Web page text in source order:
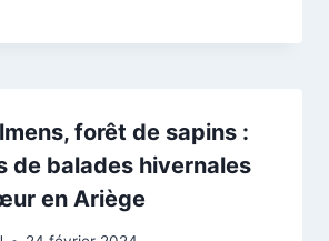
forêt de sapins :
de balades hivernales
en Ariège